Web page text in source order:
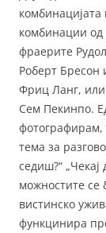
комбинации од
фраерите
Роберт
Фриц Ланг, или
Сем Пекинпо.
фотографирам,
тема за
седиш?“ „Чекај
можностите се
вистинско
функцинира